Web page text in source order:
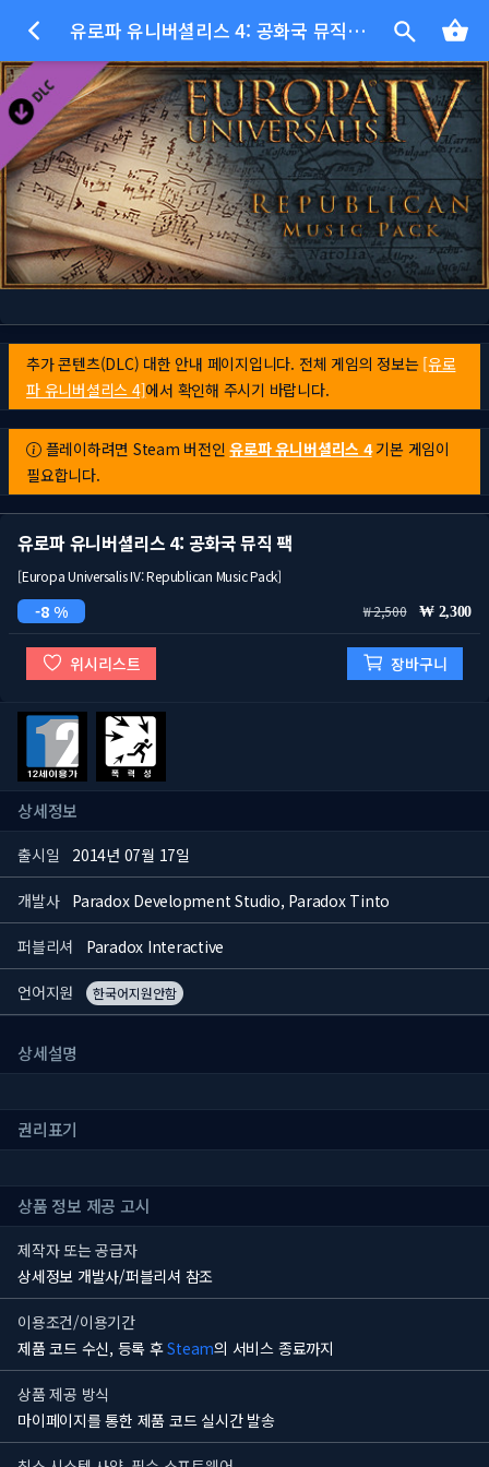
유로파 유니버셜리스 4: 공화국 뮤직 팩
추가 콘텐츠(DLC) 대한 안내 페이지입니다. 전체 게임의 정보는 [유로
파 유니버셜리스 4]에서 확인해 주시기 바랍니다.
플레이하려면 Steam 버전인유로파 유니버셜리스 4기본 게임이
필요합니다.
유로파 유니버셜리스 4: 공화국 뮤직 팩
[Europa Universalis IV: Republican Music Pack]
8 % 2,500 2,300
위시리스트 장바구니
상세정보
출시일 2014년 07월 17일
개발사 Paradox Development Studio, Paradox Tinto
퍼블리셔 Paradox Interactive
언어지원 한국어지원안함
상세설명
권리표기
상품 정보 제공 고시
제작자 또는 공급자
상세정보 개발사/퍼블리셔 참조
이용조건/이용기간
제품 코드 수신, 등록 후Steam의 서비스 종료까지
상품 제공 방식
마이페이지를 통한 제품 코드 실시간 발송